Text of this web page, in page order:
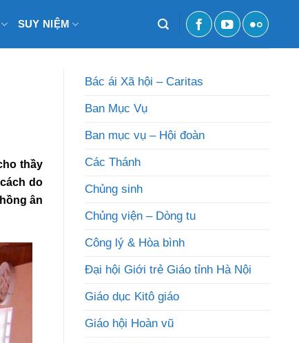
SUY NIỆM
thầy
do
ân
Bác ái Xã hội – Caritas
Ban Mục Vụ
Ban mục vụ – Hội đoàn
Các Thánh
Chủng sinh
Chủng viện – Dòng tu
Công lý & Hòa bình
Đại hội Giới trẻ Giáo tỉnh Hà Nội
Giáo dục Kitô giáo
Giáo hội Hoàn vũ